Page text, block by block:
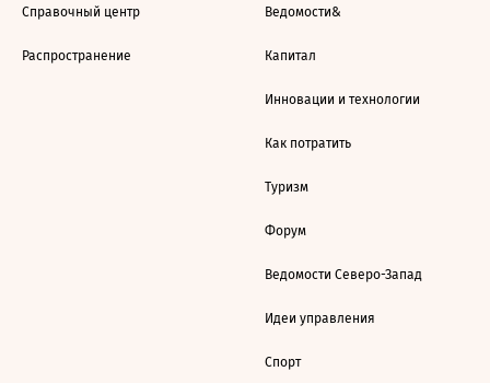
Справочный центр
Распространение
Ведомости&
Капитал
Инновации и технологии
Как потратить
Туризм
Форум
Ведомости Северо-Запад
Идеи управления
Спорт